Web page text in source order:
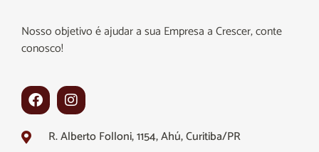
Nosso objetivo é ajudar a sua Empresa a Crescer, conte
conosco!
R. Alberto Folloni, 1154, Ahú, Curitiba/PR